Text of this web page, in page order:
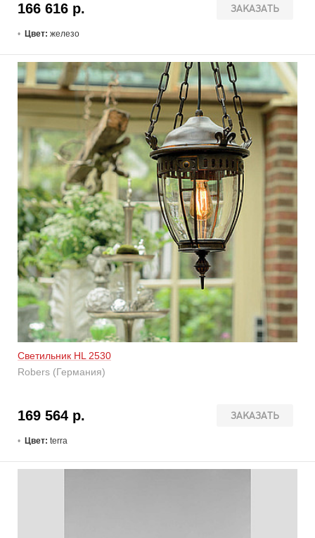
ЗАКАЗАТЬ
166 616 р.
Цвет: железо
Светильник HL 2530
Robers (Германия)
ЗАКАЗАТЬ
169 564 р.
Цвет: terra